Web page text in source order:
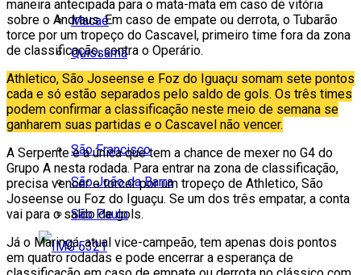
Macaé
Quissamã
Rio de Janeiro
São Fidélis
São Francisco
São João da Barra
São Paulo
maneira antecipada para o mata-mata em caso de vitória
sobre o Andraus. Em caso de empate ou derrota, o Tubarão
torce por um tropeço do Cascavel, primeiro time fora da zona
de classificação, contra o Operário.
Athletico, São Joseense e Foz do Iguaçu somam sete pontos
cada e só estão separados pelo saldo de gols. Os três times
podem confirmar a classificação neste meio de semana se
ganharem suas partidas e o Cascavel não vencer.
A Serpente é a única que tem a chance de mexer no G4 do
Grupo A nesta rodada. Para entrar na zona de classificação,
precisa vencer e torcer por um tropeço de Athletico, São
Joseense ou Foz do Iguaçu. Se um dos três empatar, a conta
vai para o saldo de gols.
Já o Maringá, atual vice-campeão, tem apenas dois pontos
em quatro rodadas e pode encerrar a esperança de